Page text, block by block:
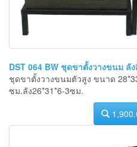
DST 064 BW ชุดขาตั้งวางขนม ลั
ชุดขาตั้งวางขนมตัวสูง ขนาด
ซม.ลัง26*31*6-3ซม.